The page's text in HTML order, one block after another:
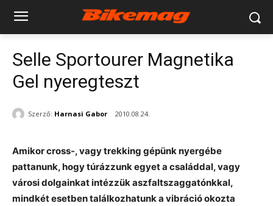
Selle Sportourer Magnetika
Gel nyeregteszt
Szerző: Harnasi Gabor 2010.08.24.
Amikor cross-, vagy trekking gépünk nyergébe
pattanunk, hogy túrázzunk egyet a családdal, vagy
városi dolgainkat intézzük aszfaltszaggatónkkal,
mindkét esetben találkozhatunk a vibráció okozta